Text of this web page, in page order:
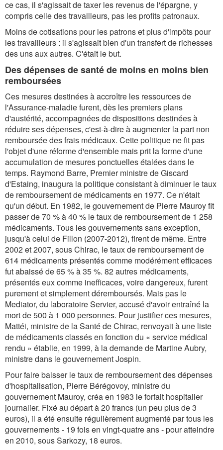
ce cas, il s'agissait de taxer les revenus de l'épargne, y
compris celle des travailleurs, pas les profits patronaux.
Moins de cotisations pour les patrons et plus d'impôts pour
les travailleurs : il s'agissait bien d'un transfert de richesses
des uns aux autres. C'était le but.
Des dépenses de santé de moins en moins bien
remboursées
Ces mesures destinées à accroître les ressources de
l'Assurance-maladie furent, dès les premiers plans
d'austérité, accompagnées de dispositions destinées à
réduire ses dépenses, c'est-à-dire à augmenter la part non
remboursée des frais médicaux. Cette politique ne fit pas
l'objet d'une réforme d'ensemble mais prit la forme d'une
accumulation de mesures ponctuelles étalées dans le
temps. Raymond Barre, Premier ministre de Giscard
d'Estaing, inaugura la politique consistant à diminuer le taux
de remboursement de médicaments en 1977. Ce n'était
qu'un début. En 1982, le gouvernement de Pierre Mauroy fit
passer de 70 % à 40 % le taux de remboursement de 1 258
médicaments. Tous les gouvernements sans exception,
jusqu'à celui de Fillon (2007-2012), firent de même. Entre
2002 et 2007, sous Chirac, le taux de remboursement de
614 médicaments présentés comme modérément efficaces
fut abaissé de 65 % à 35 %. 82 autres médicaments,
présentés eux comme inefficaces, voire dangereux, furent
purement et simplement déremboursés. Mais pas le
Mediator, du laboratoire Servier, accusé d'avoir entraîné la
mort de 500 à 1 000 personnes. Pour justifier ces mesures,
Mattéi, ministre de la Santé de Chirac, renvoyait à une liste
de médicaments classés en fonction du « service médical
rendu » établie, en 1999, à la demande de Martine Aubry,
ministre dans le gouvernement Jospin.
Pour faire baisser le taux de remboursement des dépenses
d'hospitalisation, Pierre Bérégovoy, ministre du
gouvernement Mauroy, créa en 1983 le forfait hospitalier
journalier. Fixé au départ à 20 francs (un peu plus de 3
euros), il a été ensuite régulièrement augmenté par tous les
gouvernements - 19 fois en vingt-quatre ans - pour atteindre
en 2010, sous Sarkozy, 18 euros.